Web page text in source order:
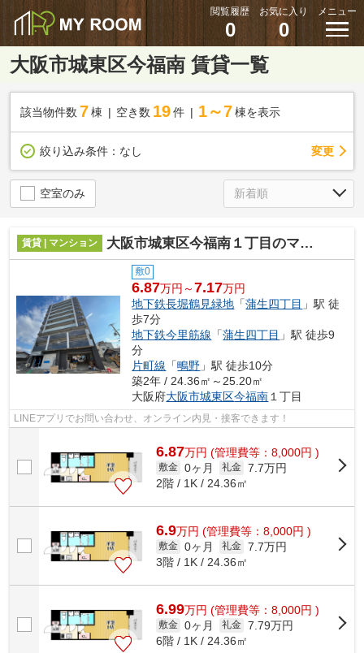
閲覧履歴
0
お気に入り
0
メニュー
大阪市城東区今福南 賃貸一覧
該当物件数 7棟 空き数 19 件 1～7 棟を表示
絞り込み条件： なし 変更
空室のみ
賃貸 | マンション 大阪市城東区今福南１丁目のマンション
敷0
6.87万円～7.17万円
地下鉄長堀鶴見緑地 「蒲生四丁目 」駅 徒
歩7分
地下鉄今里筋線 「蒲生四丁目 」駅 徒歩9
分
片町線 「鴫野 」駅 徒歩10分
築2年 / 24.36㎡～25.20㎡
大阪府大阪市城東区今福南１丁目
LINEアプリでお問い合わせ、オンライン内見・接客できます！
6.87万円 (管理費等：8,000円 )
敷金 0ヶ月 礼金 7.7万円
2階 / 1K / 24.36㎡
6.9万円 (管理費等：8,000円 )
敷金 0ヶ月 礼金 7.7万円
3階 / 1K / 24.36㎡
6.99万円 (管理費等：8,000円 )
敷金 0ヶ月 礼金 7.79万円
6階 / 1K / 24.36㎡